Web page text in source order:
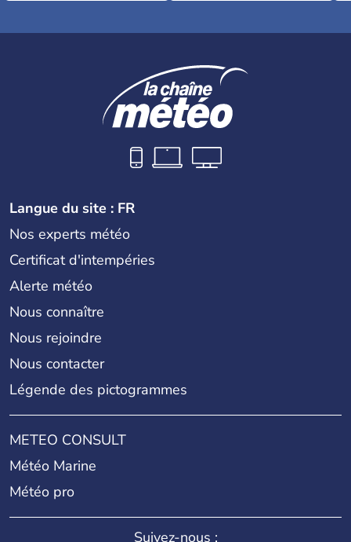
Langue du site : FR
Nos experts météo
Certificat d'intempéries
Alerte météo
Nous connaître
Nous rejoindre
Nous contacter
Légende des pictogrammes
METEO CONSULT
Météo Marine
Météo pro
Suivez-nous :